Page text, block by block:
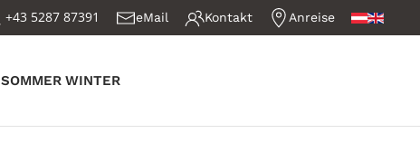
+43 5287 87391 eMail Kontakt Anreise
SOMMER WINTER